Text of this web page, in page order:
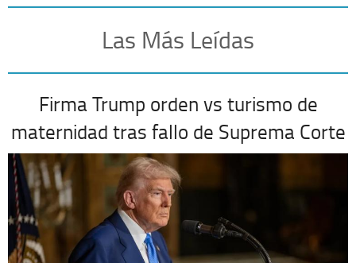
Las Más Leídas
Firma Trump orden vs turismo de
maternidad tras fallo de Suprema Corte